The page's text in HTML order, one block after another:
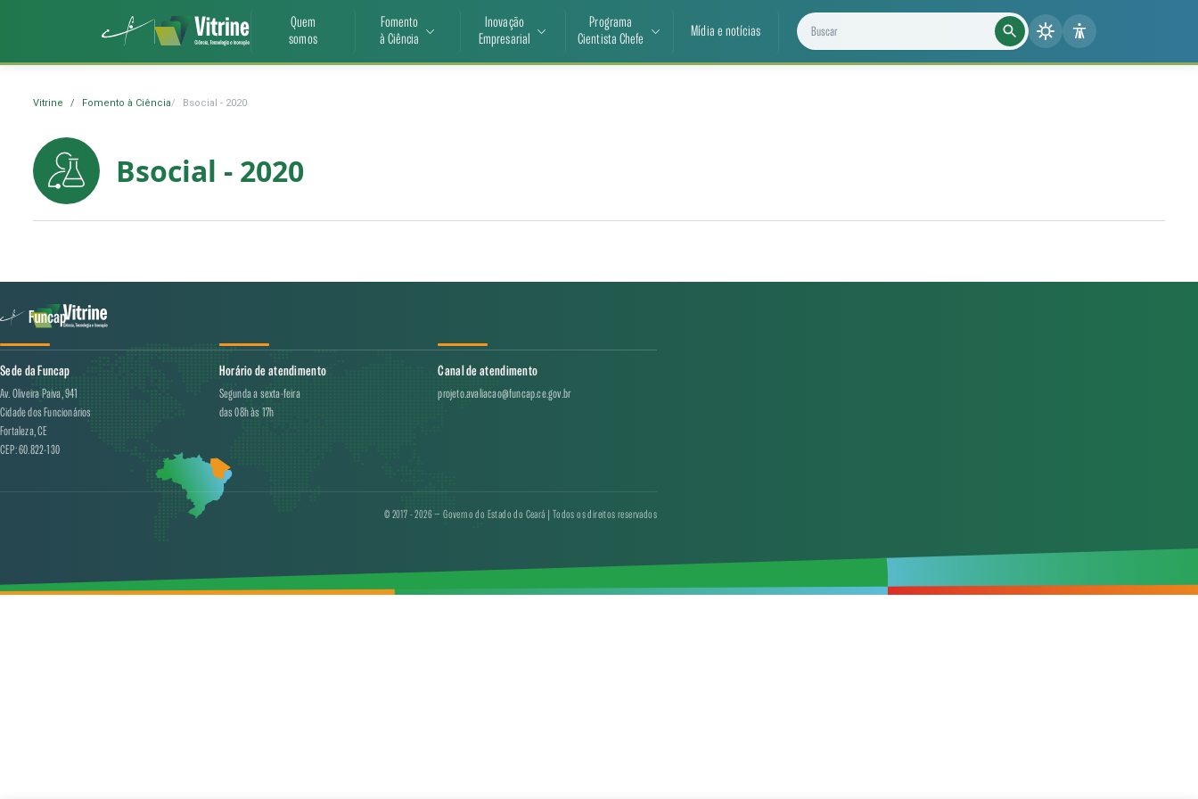
Quem
somos
Fomento
à Ciência
Inovação
Empresarial
Programa
Cientista Chefe
Mídia e notícias Buscar projetos, notícias e cientistas
Vitrine Fomento à Ciência Bsocial - 2020
Bsocial - 2020
Sede da Funcap
Av. Oliveira Paiva, 941
Cidade dos Funcionários
Fortaleza, CE
CEP: 60.822-130
Horário de atendimento
Segunda a sexta-feira
das 08h às 17h
Canal de atendimento
projeto.avaliacao@funcap.ce.gov.br
© 2017 - 2026 — Governo do Estado do Ceará | Todos os direitos reservados